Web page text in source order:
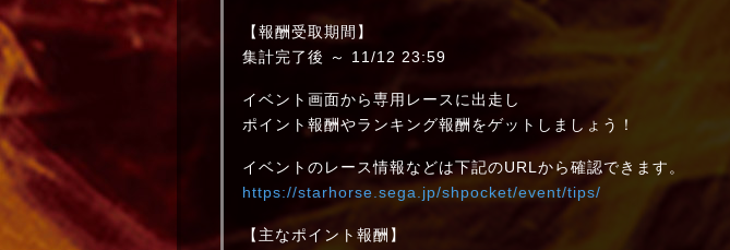
【報酬受取期間】
集計完了後 ～ 11/12 23:59
イベント画面から専用レースに出走し
ポイント報酬やランキング報酬をゲットしましょう！
イベントのレース情報などは下記のURLから確認できます。
https://starhorse.sega.jp/shpocket/event/tips/
【主なポイント報酬】